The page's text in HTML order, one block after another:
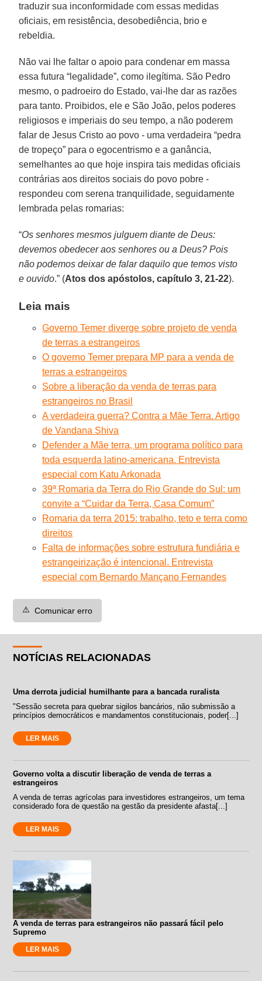
traduzir sua inconformidade com essas medidas
oficiais, em resistência, desobediência, brio e
rebeldia.
Não vai lhe faltar o apoio para condenar em massa
essa futura “legalidade”, como ilegítima. São Pedro
mesmo, o padroeiro do Estado, vai-lhe dar as razões
para tanto. Proibidos, ele e São João, pelos poderes
religiosos e imperiais do seu tempo, a não poderem
falar de Jesus Cristo ao povo - uma verdadeira “pedra
de tropeço” para o egocentrismo e a ganância,
semelhantes ao que hoje inspira tais medidas oficiais
contrárias aos direitos sociais do povo pobre -
respondeu com serena tranquilidade, seguidamente
lembrada pelas romarias:
“Os senhores mesmos julguem diante de Deus:
devemos obedecer aos senhores ou a Deus? Pois
não podemos deixar de falar daquilo que temos visto
e ouvido.” (Atos dos apóstolos, capítulo 3, 21-22).
Leia mais
Governo Temer diverge sobre projeto de venda
de terras a estrangeiros
O governo Temer prepara MP para a venda de
terras a estrangeiros
Sobre a liberação da venda de terras para
estrangeiros no Brasil
A verdadeira guerra? Contra a Mãe Terra. Artigo
de Vandana Shiva
Defender a Mãe terra, um programa político para
toda esquerda latino-americana. Entrevista
especial com Katu Arkonada
39ª Romaria da Terra do Rio Grande do Sul: um
convite a “Cuidar da Terra, Casa Comum”
Romaria da terra 2015: trabalho, teto e terra como
direitos
Falta de informações sobre estrutura fundiária e
estrangeirização é intencional. Entrevista
especial com Bernardo Mançano Fernandes
⚠️ Comunicar erro
NOTÍCIAS RELACIONADAS
Uma derrota judicial humilhante para a bancada ruralista
"Sessão secreta para quebrar sigilos bancários, não submissão a
princípios democráticos e mandamentos constitucionais, poder[...]
LER MAIS
Governo volta a discutir liberação de venda de terras a
estrangeiros
A venda de terras agrícolas para investidores estrangeiros, um tema
considerado fora de questão na gestão da presidente afasta[...]
LER MAIS
A venda de terras para estrangeiros não passará fácil pelo
Supremo
LER MAIS